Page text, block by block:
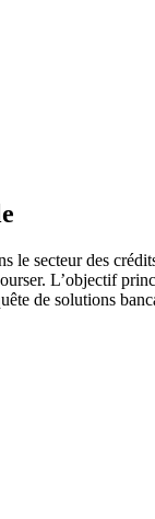
secteur des
L’objectif
de solutions